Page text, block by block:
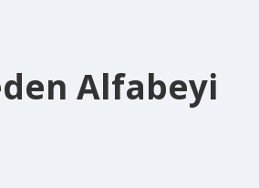
Alfabeyi